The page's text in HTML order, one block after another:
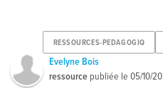
RESSOURCES-PEDAGOGIQ
Evelyne Bois
ressource publiée le05/10/